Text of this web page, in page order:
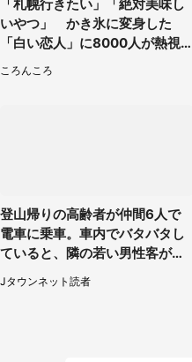
「札幌行きたい」「絶対美味し
いやつ」 かき氷に変身した
「白い恋人」に8000人が熱視
線【期間限定】
ころんころ
登山帰りの高齢者が仲間6人で
電車に乗車。車内でバタバタし
ていると、隣の若い男性客が
（神奈川県・70代女性）
Jタウンネット読者